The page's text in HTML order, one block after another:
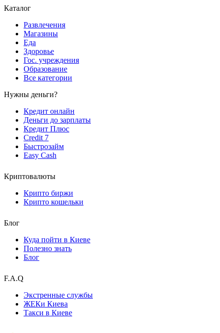
Каталог
Развлечения
Магазины
Еда
Здоровье
Гос. учреждения
Образование
Все категории
Нужны деньги?
Кредит онлайн
Деньги до зарплаты
Кредит Плюс
Credit 7
Быстрозайм
Easy Cash
Криптовалюты
Крипто биржи
Крипто кошельки
Блог
Куда пойти в Киеве
Полезно знать
Блог
F.A.Q
Экстренные службы
ЖЕКи Киева
Такси в Киеве